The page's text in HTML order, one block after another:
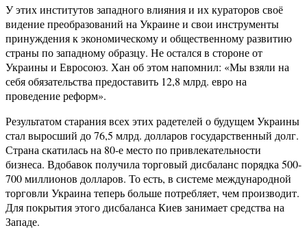
У этих институтов западного влияния и их кураторов своё
видение преобразований на Украине и свои инструменты
принуждения к экономическому и общественному развитию
страны по западному образцу. Не остался в стороне от
Украины и Евросоюз. Хан об этом напомнил: «Мы взяли на
себя обязательства предоставить 12,8 млрд. евро на
проведение реформ».
Результатом старания всех этих радетелей о будущем Украины
стал выросший до 76,5 млрд. долларов государственный долг.
Страна скатилась на 80-е место по привлекательности
бизнеса. Вдобавок получила торговый дисбаланс порядка 500-
700 миллионов долларов. То есть, в системе международной
торговли Украина теперь больше потребляет, чем производит.
Для покрытия этого дисбаланса Киев занимает средства на
Западе.